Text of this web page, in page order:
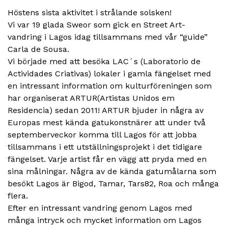
Höstens sista aktivitet i strålande solsken!
Vi var 19 glada Sweor som gick en Street Art-
vandring i Lagos idag tillsammans med vår “guide”
Carla de Sousa.
Vi började med att besöka LAC´s (Laboratorio de
Actividades Criativas) lokaler i gamla fängelset med
en intressant information om kulturföreningen som
har organiserat ARTUR(Artistas Unidos em
Residencia) sedan 2011! ARTUR bjuder in några av
Europas mest kända gatukonstnärer att under två
septemberveckor komma till Lagos för att jobba
tillsammans i ett utställningsprojekt i det tidigare
fängelset. Varje artist får en vägg att pryda med en
sina målningar. Några av de kända gatumålarna som
besökt Lagos är Bigod, Tamar, Tars82, Roa och många
flera.
Efter en intressant vandring genom Lagos med
många intryck och mycket information om Lagos